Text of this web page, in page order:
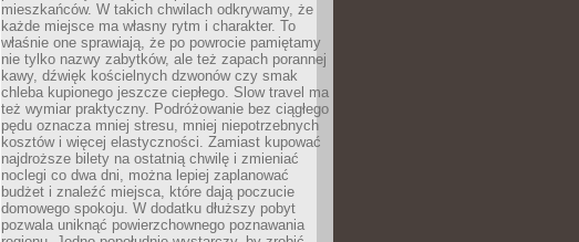
mieszkańców. W takich chwilach odkrywamy, że
każde miejsce ma własny rytm i charakter. To
właśnie one sprawiają, że po powrocie pamiętamy
nie tylko nazwy zabytków, ale też zapach porannej
kawy, dźwięk kościelnych dzwonów czy smak
chleba kupionego jeszcze ciepłego. Slow travel ma
też wymiar praktyczny. Podróżowanie bez ciągłego
pędu oznacza mniej stresu, mniej niepotrzebnych
kosztów i więcej elastyczności. Zamiast kupować
najdroższe bilety na ostatnią chwilę i zmieniać
noclegi co dwa dni, można lepiej zaplanować
budżet i znaleźć miejsca, które dają poczucie
domowego spokoju. W dodatku dłuższy pobyt
pozwala uniknąć powierzchownego poznawania